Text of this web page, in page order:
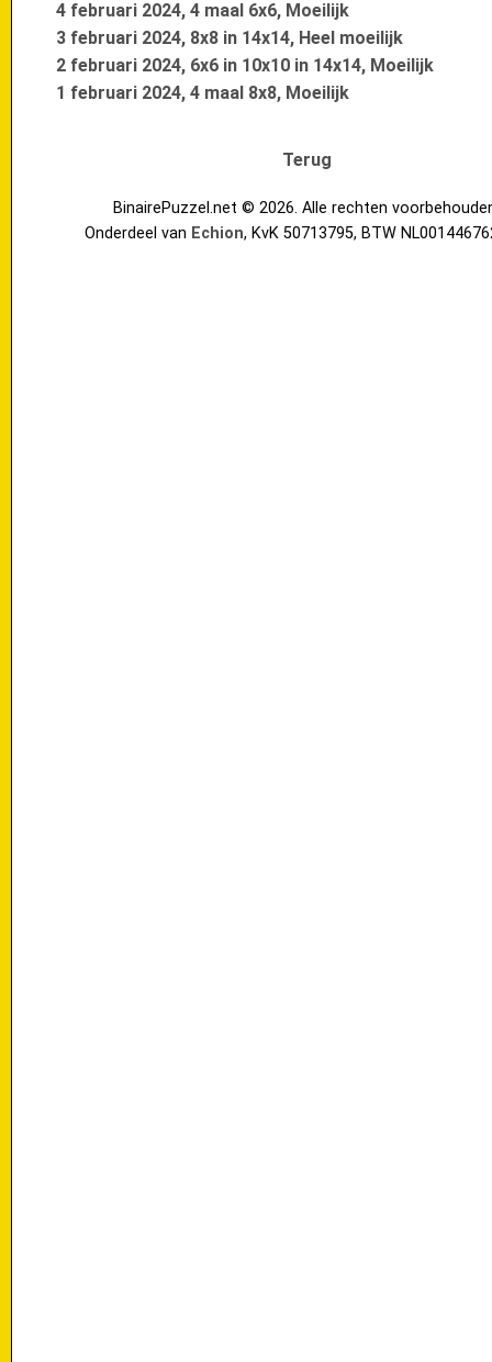
4 februari 2024, 4 maal 6x6, Moeilijk
3 februari 2024, 8x8 in 14x14, Heel moeilijk
2 februari 2024, 6x6 in 10x10 in 14x14, Moeilijk
1 februari 2024, 4 maal 8x8, Moeilijk
Terug
BinairePuzzel.net © 2026. Alle rechten
Onderdeel van Echion, KvK 50713795, BTW